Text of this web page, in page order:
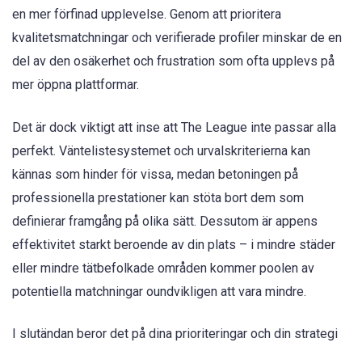
en mer förfinad upplevelse. Genom att prioritera
kvalitetsmatchningar och verifierade profiler minskar de en
del av den osäkerhet och frustration som ofta upplevs på
mer öppna plattformar.
Det är dock viktigt att inse att The League inte passar alla
perfekt. Väntelistesystemet och urvalskriterierna kan
kännas som hinder för vissa, medan betoningen på
professionella prestationer kan stöta bort dem som
definierar framgång på olika sätt. Dessutom är appens
effektivitet starkt beroende av din plats – i mindre städer
eller mindre tätbefolkade områden kommer poolen av
potentiella matchningar oundvikligen att vara mindre.
I slutändan beror det på dina prioriteringar och din strategi